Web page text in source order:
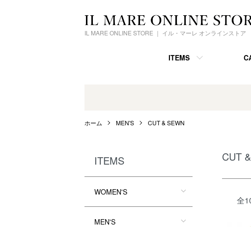
IL MARE ONLINE STORE ｜ イル・マーレ オンラインストア
ITEMS
ホーム MEN'S CUT & SEWN
CUT
全
ITEMS
WOMEN'S
MEN'S